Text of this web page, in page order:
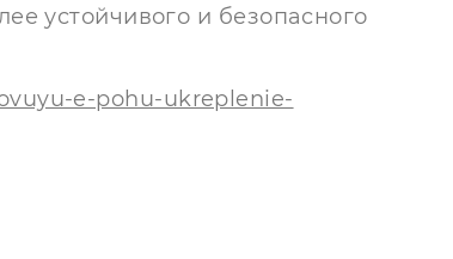
устойчивого и безопасного
e-pohu-ukreplenie-